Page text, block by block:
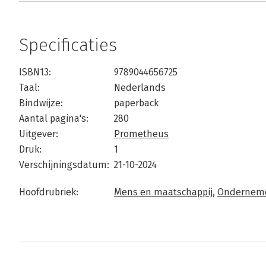
Specificaties
ISBN13:
9789044656725
Taal:
Nederlands
Bindwijze:
paperback
Aantal pagina's:
280
Uitgever:
Prometheus
Druk:
1
Verschijningsdatum: 21-10-2024
Hoofdrubriek: Mens en maatschappij,